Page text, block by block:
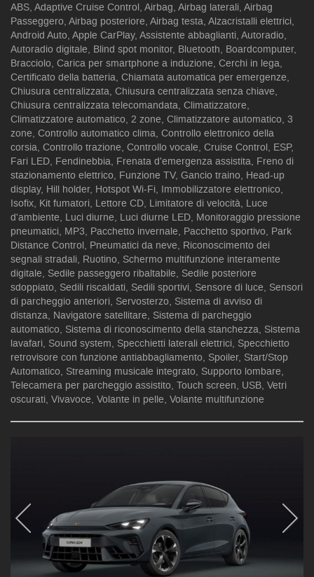
ABS, Adaptive Cruise Control, Airbag, Airbag laterali, Airbag
Passeggero, Airbag posteriore, Airbag testa, Alzacristalli elettrici,
Android Auto, Apple CarPlay, Assistente abbaglianti, Autoradio,
Autoradio digitale, Blind spot monitor, Bluetooth, Boardcomputer,
Bracciolo, Carica per smartphone a induzione, Cerchi in lega,
Certificato della batteria, Chiamata automatica per emergenze,
Chiusura centralizzata, Chiusura centralizzata senza chiave,
Chiusura centralizzata telecomandata, Climatizzatore,
Climatizzatore automatico, 2 zone, Climatizzatore automatico, 3
zone, Controllo automatico clima, Controllo elettronico della
corsia, Controllo trazione, Controllo vocale, Cruise Control, ESP,
Fari LED, Fendinebbia, Frenata d'emergenza assistita, Freno di
stazionamento elettrico, Funzione TV, Gancio traino, Head-up
display, Hill holder, Hotspot Wi-Fi, Immobilizzatore elettronico,
Isofix, Kit fumatori, Lettore CD, Limitatore di velocità, Luce
d'ambiente, Luci diurne, Luci diurne LED, Monitoraggio pressione
pneumatici, MP3, Pacchetto invernale, Pacchetto sportivo, Park
Distance Control, Pneumatici da neve, Riconoscimento dei
segnali stradali, Ruotino, Schermo multifunzione interamente
digitale, Sedile passeggero ribaltabile, Sedile posteriore
sdoppiato, Sedili riscaldati, Sedili sportivi, Sensore di luce, Sensori
di parcheggio anteriori, Servosterzo, Sistema di avviso di
distanza, Navigatore satellitare, Sistema di parcheggio
automatico, Sistema di riconoscimento della stanchezza, Sistema
lavafari, Sound system, Specchietti laterali elettrici, Specchietto
retrovisore con funzione antiabbagliamento, Spoiler, Start/Stop
Automatico, Streaming musicale integrato, Supporto lombare,
Telecamera per parcheggio assistito, Touch screen, USB, Vetri
oscurati, Vivavoce, Volante in pelle, Volante multifunzione